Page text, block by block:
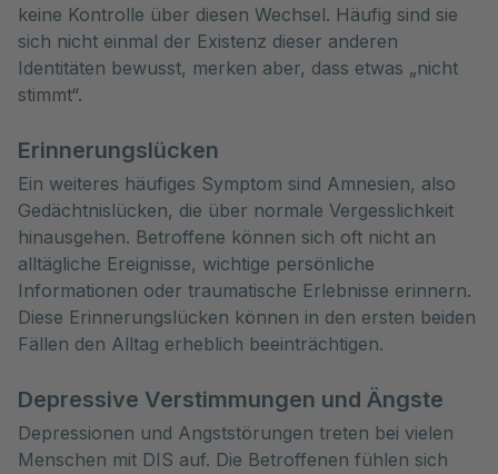
keine Kontrolle über diesen Wechsel. Häufig sind sie
sich nicht einmal der Existenz dieser anderen
Identitäten bewusst, merken aber, dass etwas „nicht
stimmt“.
Erinnerungslücken
Ein weiteres häufiges Symptom sind Amnesien, also
Gedächtnislücken, die über normale Vergesslichkeit
hinausgehen. Betroffene können sich oft nicht an
alltägliche Ereignisse, wichtige persönliche
Informationen oder traumatische Erlebnisse erinnern.
Diese Erinnerungslücken können in den ersten beiden
Fällen den Alltag erheblich beeinträchtigen.
Depressive Verstimmungen und Ängste
Depressionen und Angststörungen treten bei vielen
Menschen mit DIS auf. Die Betroffenen fühlen sich